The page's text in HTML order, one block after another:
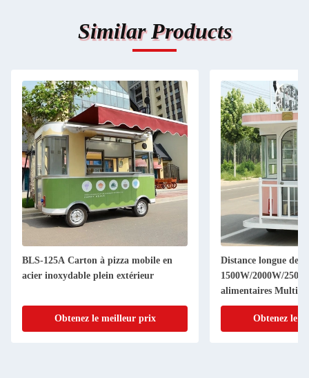
Similar Products
BLS-125A Carton à pizza mobile en
acier inoxydable plein extérieur
Obtenez le meilleur prix
Distance longue de
1500W/2000W/
alimentaires
Obtenez le